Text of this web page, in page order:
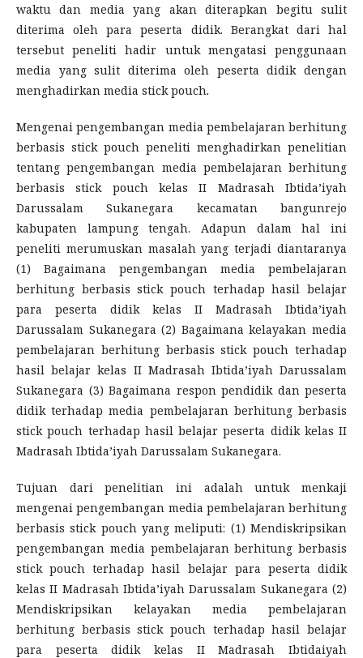
waktu dan media yang akan diterapkan begitu sulit
diterima oleh para peserta didik. Berangkat dari hal
tersebut peneliti hadir untuk mengatasi penggunaan
media yang sulit diterima oleh peserta didik dengan
menghadirkan media stick pouch.
Mengenai pengembangan media pembelajaran berhitung
berbasis stick pouch peneliti menghadirkan penelitian
tentang pengembangan media pembelajaran berhitung
berbasis stick pouch kelas II Madrasah Ibtida’iyah
Darussalam Sukanegara kecamatan bangunrejo
kabupaten lampung tengah. Adapun dalam hal ini
peneliti merumuskan masalah yang terjadi diantaranya
(1) Bagaimana pengembangan media pembelajaran
berhitung berbasis stick pouch terhadap hasil belajar
para peserta didik kelas II Madrasah Ibtida’iyah
Darussalam Sukanegara (2) Bagaimana kelayakan media
pembelajaran berhitung berbasis stick pouch terhadap
hasil belajar kelas II Madrasah Ibtida’iyah Darussalam
Sukanegara (3) Bagaimana respon pendidik dan peserta
didik terhadap media pembelajaran berhitung berbasis
stick pouch terhadap hasil belajar peserta didik kelas II
Madrasah Ibtida’iyah Darussalam Sukanegara.
Tujuan dari penelitian ini adalah untuk menkaji
mengenai pengembangan media pembelajaran berhitung
berbasis stick pouch yang meliputi: (1) Mendiskripsikan
pengembangan media pembelajaran berhitung berbasis
stick pouch terhadap hasil belajar para peserta didik
kelas II Madrasah Ibtida’iyah Darussalam Sukanegara (2)
Mendiskripsikan kelayakan media pembelajaran
berhitung berbasis stick pouch terhadap hasil belajar
para peserta didik kelas II Madrasah Ibtidaiyah